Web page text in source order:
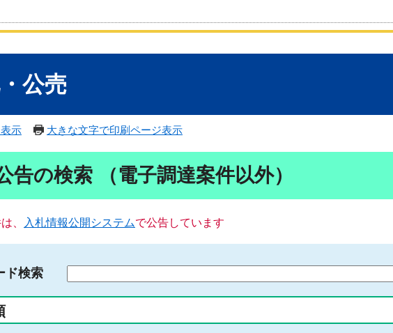
公売
示 大きな文字で印刷ページ表示
告の検索 （電子調達案件以外）
、 入札情報公開システムで公告しています
ド検索
る